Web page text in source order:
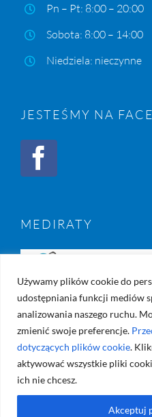
Używamy plików cookie do
udostępniania funkcji mediów
analizowania naszego ruchu.
zmienić swoje preferencje.
dotyczących plików cookie.
aktywować wszystkie pliki
ich nie chcesz.
Akceptuj
Pn – Pt: 8:00 – 20:00
Sobota: 8:00 – 14:00
Niedziela: nieczynne
JESTEŚMY NA
MEDIRATY